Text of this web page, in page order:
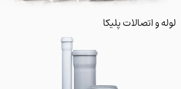
اتصالات پلیکا